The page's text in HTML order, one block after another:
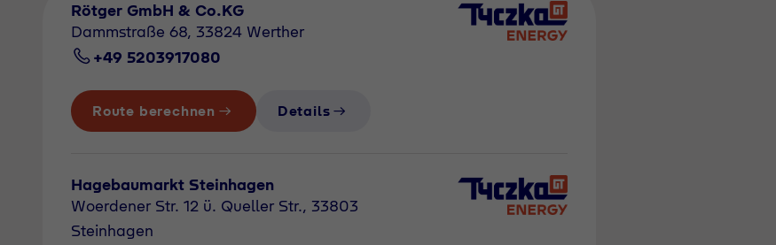
Rötger GmbH & Co.KG
Dammstraße 68, 33824 Werther
+49 5203917080
Route berechnen Details
Hagebaumarkt Steinhagen
Woerdener Str. 12 ü. Queller Str., 33803
Steinhagen